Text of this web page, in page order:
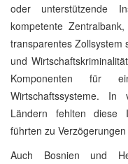
oder unterstützende
kompetente
transparentes Zollsystem
und
Komponenten für
Wirtschaftssysteme. In
Ländern fehlten diese
führten zu
Auch Bosnien und